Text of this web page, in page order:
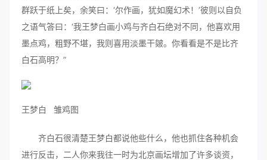
群跃于纸上矣，余笑曰：‘尔作画，犹如魔幻术！’彼则以自负
之语气答曰：‘我王梦白画小鸡与齐白石绝对不同，他喜欢用
墨点鸡，粗野不堪，我则喜用淡墨干皴。你看看是不是比齐
白石高明？”
王梦白 雏鸡图
齐白石很清楚王梦白都说他些什么，他也抓住各种机会
进行反击，二人你来我往一时为北京画坛增加了许多谈资，